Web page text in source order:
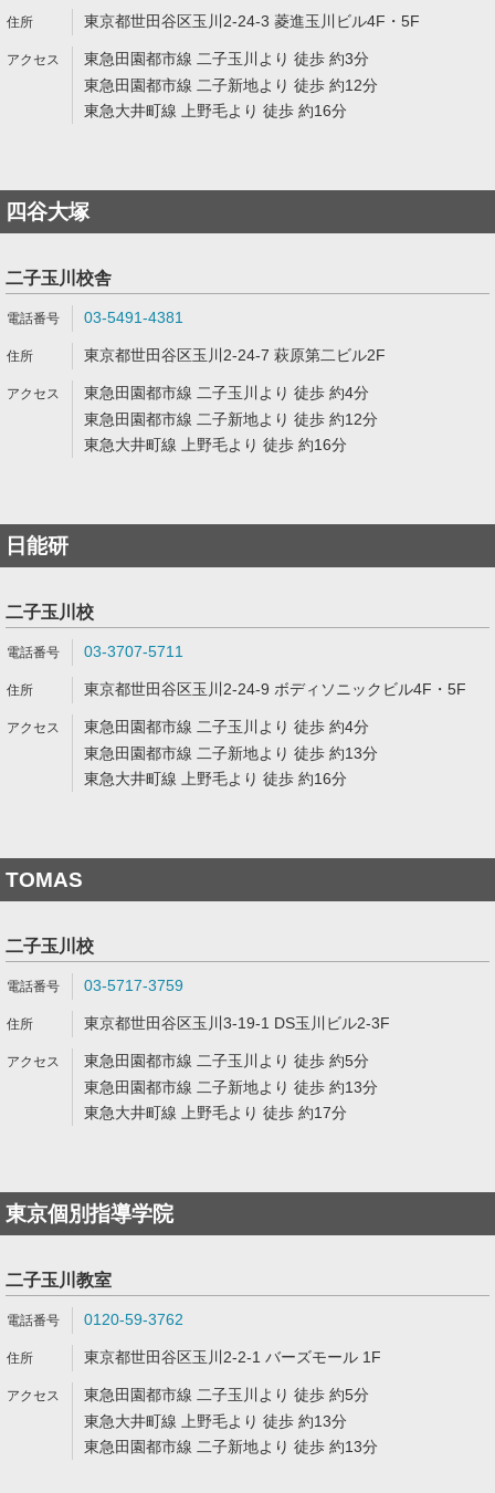
東京都世田谷区玉川2-24-3 菱進玉川ビル4F・5F
東急田園都市線 二子玉川より 徒歩 約3分
東急田園都市線 二子新地より 徒歩 約12分
東急大井町線 上野毛より 徒歩 約16分
四谷大塚
二子玉川校舎
03-5491-4381
東京都世田谷区玉川2-24-7 萩原第二ビル2F
東急田園都市線 二子玉川より 徒歩 約4分
東急田園都市線 二子新地より 徒歩 約12分
東急大井町線 上野毛より 徒歩 約16分
日能研
二子玉川校
03-3707-5711
東京都世田谷区玉川2-24-9 ボディソニックビル4F・5F
東急田園都市線 二子玉川より 徒歩 約4分
東急田園都市線 二子新地より 徒歩 約13分
東急大井町線 上野毛より 徒歩 約16分
TOMAS
二子玉川校
03-5717-3759
東京都世田谷区玉川3-19-1 DS玉川ビル2-3F
東急田園都市線 二子玉川より 徒歩 約5分
東急田園都市線 二子新地より 徒歩 約13分
東急大井町線 上野毛より 徒歩 約17分
東京個別指導学院
二子玉川教室
0120-59-3762
東京都世田谷区玉川2-2-1 バーズモール 1F
東急田園都市線 二子玉川より 徒歩 約5分
東急大井町線 上野毛より 徒歩 約13分
東急田園都市線 二子新地より 徒歩 約13分